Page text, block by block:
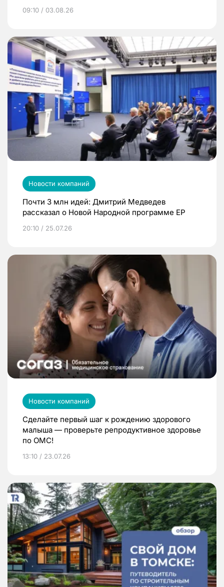
09:10 / 03.08.26
Новости компаний
Почти 3 млн идей: Дмитрий Медведев
рассказал о Новой Народной программе ЕР
20:10 / 25.07.26
Новости компаний
Сделайте первый шаг к рождению здорового
малыша — проверьте репродуктивное здоровье
по ОМС!
13:10 / 23.07.26